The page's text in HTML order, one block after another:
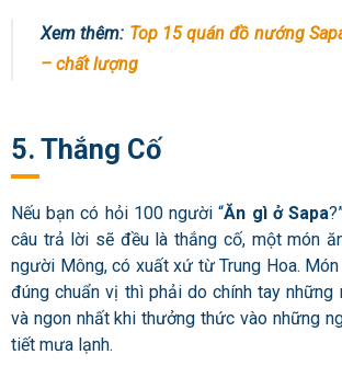
Xem thêm: Top 15 quán đồ nướng
– chất lượng
5. Thắng Cố
Nếu bạn có hỏi 100 người “Ăn gì ở Sapa
câu trả lời sẽ đều là thắng cố, một món
người Mông, có xuất xứ từ Trung Hoa.
đúng chuẩn vị thì phải do chính tay những
và ngon nhất khi thưởng thức vào những
tiết mưa lạnh.